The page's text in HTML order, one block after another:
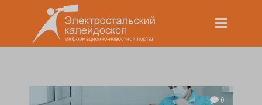
0